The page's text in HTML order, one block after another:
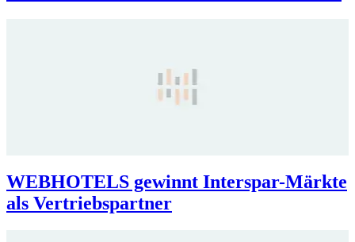
WEBHOTELS gewinnt Interspar-Märkte
als Vertriebspartner